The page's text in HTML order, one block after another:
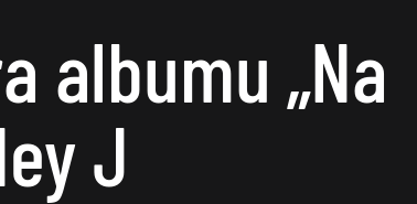
albumu „Na
J